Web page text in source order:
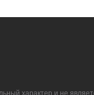
характер и не